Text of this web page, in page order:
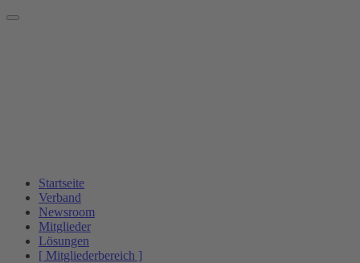
Startseite
Verband
Newsroom
Mitglieder
Lösungen
[ Mitgliederbereich ]